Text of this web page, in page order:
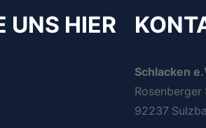
UNS HIER
Schlacken
Rosenberger
92237